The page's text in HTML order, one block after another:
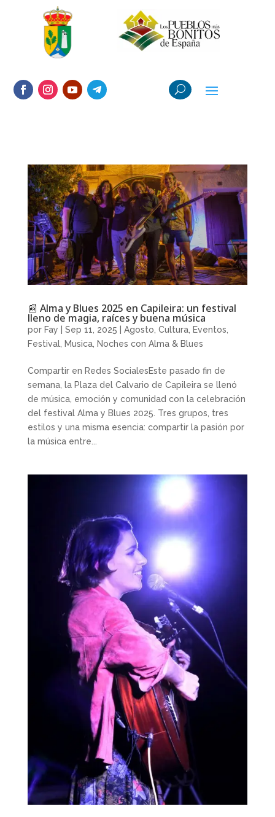
📰 Alma y Blues 2025 en Capileira: un festival
lleno de magia, raíces y buena música
por Fay Sep 11, 2025 Agosto, Cultura, Eventos,
Festival, Musica, Noches con Alma & Blues
Compartir en Redes SocialesEste pasado fin de
semana, la Plaza del Calvario de Capileira se llenó
de música, emoción y comunidad con la celebración
del festival Alma y Blues 2025. Tres grupos, tres
estilos y una misma esencia: compartir la pasión por
la música entre...